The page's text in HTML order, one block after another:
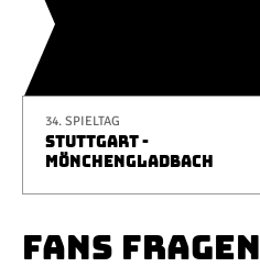
34. SPIELTAG
STUTTGART -
MÖNCHENGLADBACH
FANS FRAGEN